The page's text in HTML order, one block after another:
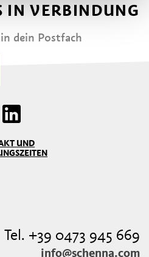
IN VERBINDUNG
dein Postfach
UND
Tel. +39 0473 945 669
info@schenna.com